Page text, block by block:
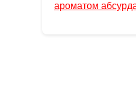
ароматом